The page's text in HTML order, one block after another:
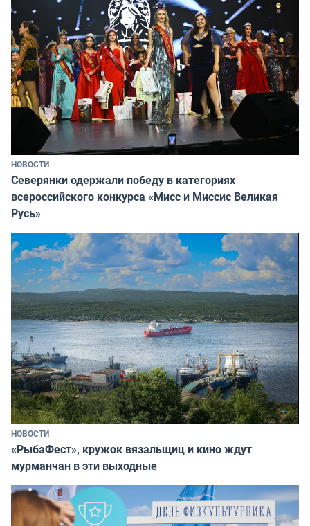
НОВОСТИ
Северянки одержали победу в категориях
всероссийского конкурса «Мисс и Миссис Великая
Русь»
НОВОСТИ
«РыбаФест», кружок вязальщиц и кино ждут
мурманчан в эти выходные